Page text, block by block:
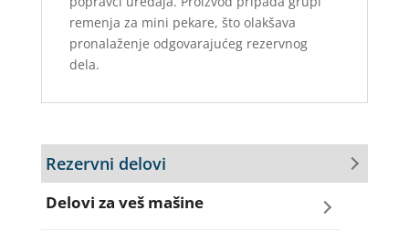
remenja za mini pekare, što olakšava
pronalaženje odgovarajućeg rezervnog
dela.
Rezervni delovi
Delovi za veš mašine